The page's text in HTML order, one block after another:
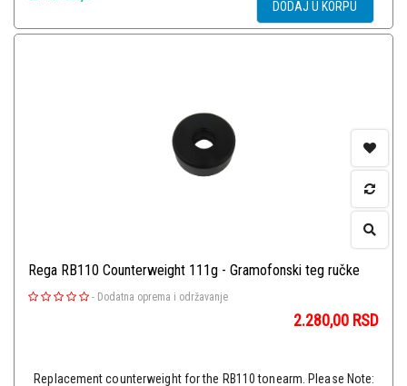
DODAJ U KORPU
Rega RB110 Counterweight 111g - Gramofonski teg ručke
- Dodatna oprema i održavanje
2.280,00 RSD
Replacement counterweight for the RB110 tonearm. Please Note: